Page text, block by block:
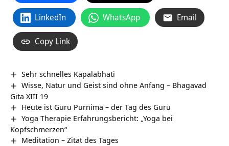
LinkedIn WhatsApp Email
Copy Link
Sehr schnelles Kapalabhati
Wisse, Natur und Geist sind ohne Anfang – Bhagavad
Gita XIII 19
Heute ist Guru Purnima – der Tag des Guru
Yoga Therapie Erfahrungsbericht: „Yoga bei
Kopfschmerzen“
Meditation – Zitat des Tages